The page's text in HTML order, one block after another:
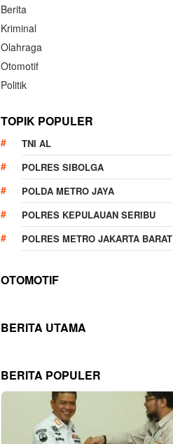
Berita
Kriminal
Olahraga
Otomotif
Politik
TOPIK POPULER
TNI AL
POLRES SIBOLGA
POLDA METRO JAYA
POLRES KEPULAUAN SERIBU
POLRES METRO JAKARTA BARAT
OTOMOTIF
BERITA UTAMA
BERITA POPULER